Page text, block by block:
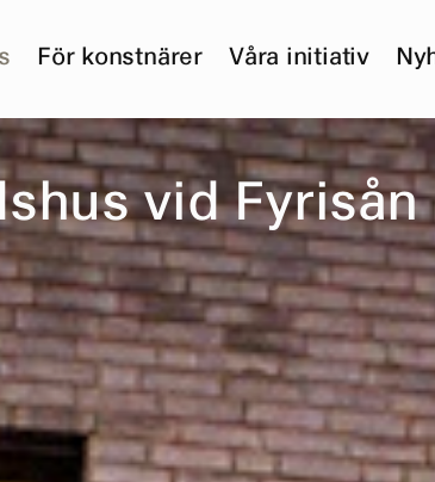
För konstnärer Våra initiativ
shus vid Fyrisån